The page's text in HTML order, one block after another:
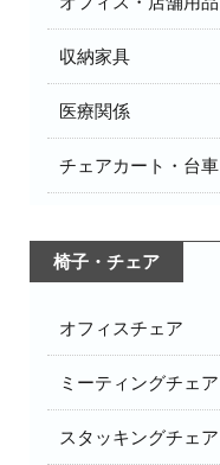
収納家具
医療関係
チェアカート・台車
椅子・チェア
オフィスチェア
ミーティングチェア
スタッキングチェア